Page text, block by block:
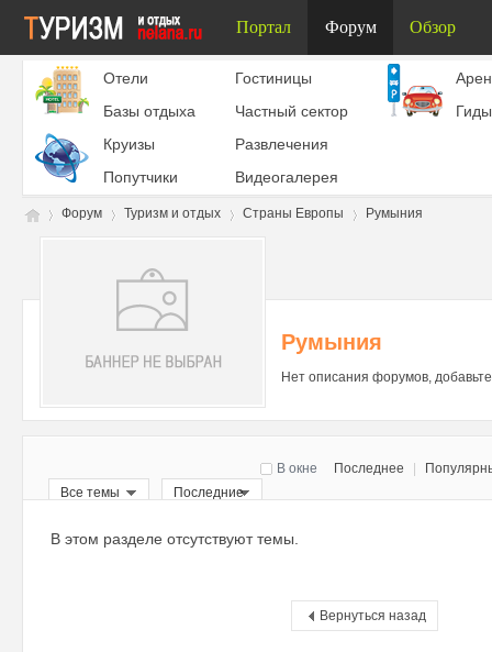
Портал Форум Обзор
Отели
Гостиницы
Базы отдыха
Частный сектор
Гиды
Круизы
Развлечения
Попутчики
Видеогалерея
Форум Туризм и отдых Страны Европы Румыния
Румыния
Нет описания форумов,
Последнее
В окне
Все темы
Последние
В этом разделе отсутствуют темы.
Вернуться назад